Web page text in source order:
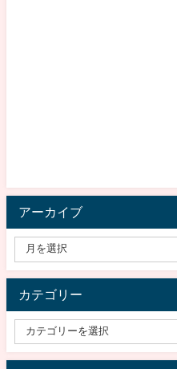
アーカイブ
カテゴリー